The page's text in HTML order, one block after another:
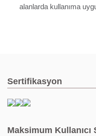
alanlarda kullanıma
Sertifikasyon
Maksimum Kullanıcı